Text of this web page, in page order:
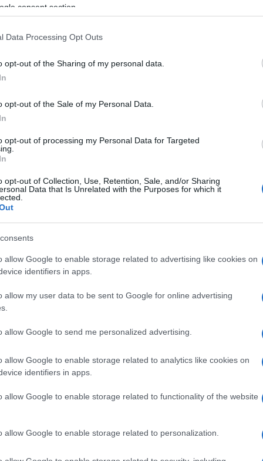
consent section.
Data Processing Opt Outs
opt-out of the Sharing of my personal data.
opt-out of the Sale of my Personal Data.
opt-out of processing my Personal Data for Targeted
opt-out of Collection, Use, Retention, Sale, and/or Sharing
Data that Is Unrelated with the Purposes for which it
allow Google to enable storage related to advertising like cookies on
identifiers in apps.
allow my user data to be sent to Google for online advertising
allow Google to send me personalized advertising.
allow Google to enable storage related to analytics like cookies on
identifiers in apps.
allow Google to enable storage related to functionality of the website
allow Google to enable storage related to personalization.
δεκάδες κάλυκες, ενώ λίγο
περιοχή Πάτημα Χαλανδρίου το αυτοκίνητο
(φωτ.: EUROKINISSI / Κώστας Τζούμας)
και δεν υπολόγισαν τους δεκάδες
Από θαύμα τότε είχαν σωθεί οι
αλλά και μία διερχόμενη οδηγός στο
σφαίρα.